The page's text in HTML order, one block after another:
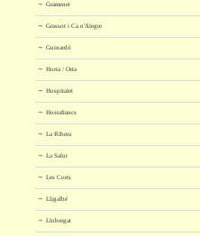
Gramenet
Grassot i Ca n'Alegre
Guinardó
Horta / Orta
Hospitalet
Hostafrancs
La Ribera
La Salut
Les Corts
Lligalbé
Llobregat